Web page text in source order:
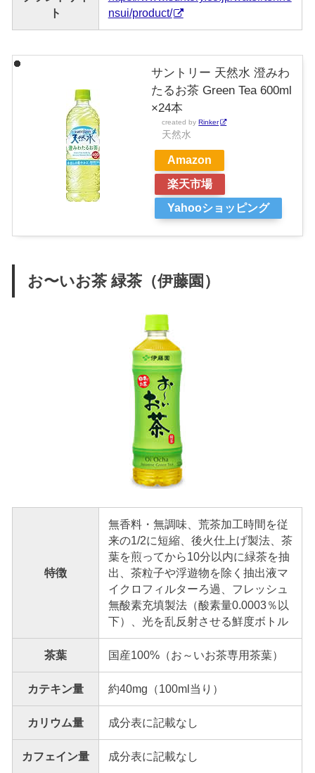
ト
nsui/product/
サントリー 天然水 澄みわ
たるお茶 Green Tea 600ml
×24本
created byRinker
天然水
Amazon
楽天市場
Yahooショッピング
お〜いお茶 緑茶（伊藤園）
特徴
無香料・無調味、荒茶加工時間を従
来の1/2に短縮、後火仕上げ製法、茶
葉を煎ってから10分以内に緑茶を抽
出、茶粒子や浮遊物を除く抽出液マ
イクロフィルターろ過、フレッシュ
無酸素充填製法（酸素量0.0003％以
下）、光を乱反射させる鮮度ボトル
茶葉 国産100%（お～いお茶専用茶葉）
カテキン量 約40mg（100ml当り）
カリウム量 成分表に記載なし
カフェイン量 成分表に記載なし